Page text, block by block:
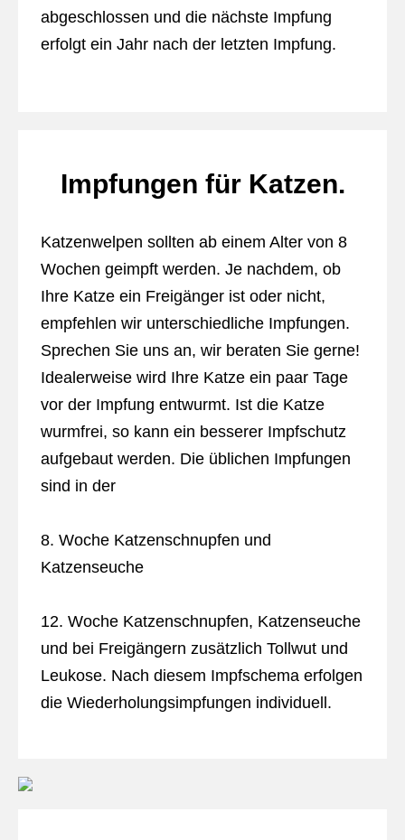
abgeschlossen und die nächste Impfung
erfolgt ein Jahr nach der letzten Impfung.
Impfungen für Katzen.
Katzenwelpen sollten ab einem Alter von 8
Wochen geimpft werden. Je nachdem, ob
Ihre Katze ein Freigänger ist oder nicht,
empfehlen wir unterschiedliche Impfungen.
Sprechen Sie uns an, wir beraten Sie gerne!
Idealerweise wird Ihre Katze ein paar Tage
vor der Impfung entwurmt. Ist die Katze
wurmfrei, so kann ein besserer Impfschutz
aufgebaut werden. Die üblichen Impfungen
sind in der
8. Woche Katzenschnupfen und
Katzenseuche
12. Woche Katzenschnupfen, Katzenseuche
und bei Freigängern zusätzlich Tollwut und
Leukose. Nach diesem Impfschema erfolgen
die Wiederholungsimpfungen individuell.